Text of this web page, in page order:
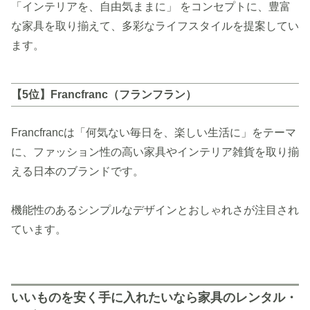
「インテリアを、自由気ままに」 をコンセプトに、豊富
な家具を取り揃えて、多彩なライフスタイルを提案してい
ます。
【5位】Francfranc（フランフラン）
Francfrancは「何気ない毎日を、楽しい生活に」をテーマ
に、ファッション性の高い家具やインテリア雑貨を取り揃
える日本のブランドです。
機能性のあるシンプルなデザインとおしゃれさが注目され
ています。
いいものを安く手に入れたいなら家具のレンタル・